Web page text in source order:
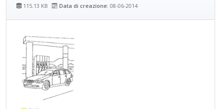
115.13 KB Data di creazione: 08-06-2014